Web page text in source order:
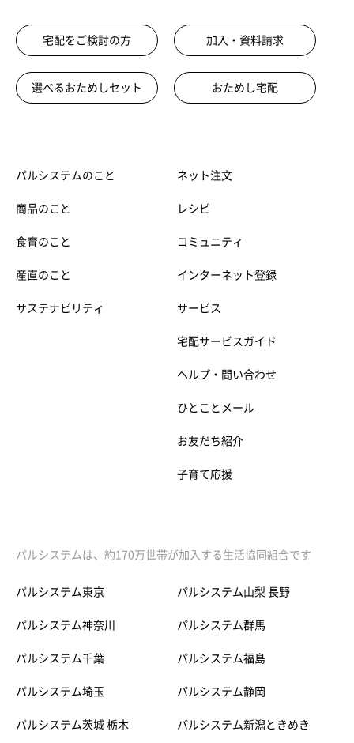
宅配をご検討の方 加入・資料請求
選べるおためしセット おためし宅配
パルシステムのこと
商品のこと
食育のこと
産直のこと
サステナビリティ
ネット注文
レシピ
コミュニティ
インターネット登録
サービス
宅配サービスガイド
ヘルプ・問い合わせ
ひとことメール
お友だち紹介
子育て応援
パルシステムは、約170万世帯が加入する生活協同組合です
パルシステム東京
パルシステム神奈川
パルシステム千葉
パルシステム埼玉
パルシステム茨城 栃木
パルシステム山梨 長野
パルシステム群馬
パルシステム福島
パルシステム静岡
パルシステム新潟ときめき